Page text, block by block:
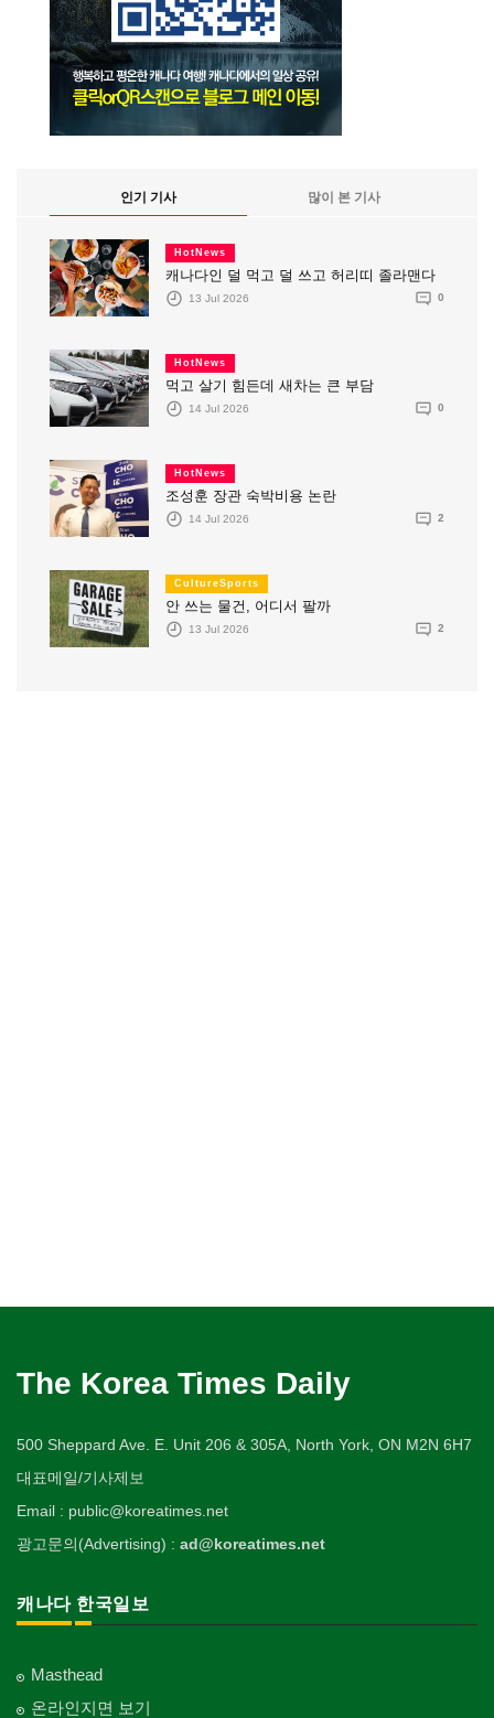
인기 기사 많이 본 기사
HotNews
캐나다인 덜 먹고 덜 쓰고 허리띠 졸라맨다
13 Jul 2026 0
HotNews
먹고 살기 힘든데 새차는 큰 부담
14 Jul 2026 0
HotNews
조성훈 장관 숙박비용 논란
14 Jul 2026 2
CultureSports
안 쓰는 물건, 어디서 팔까
13 Jul 2026 2
The Korea Times Daily
500 Sheppard Ave. E. Unit 206 & 305A, North York, ON M2N 6H7
대표메일/기사제보
Email : public@koreatimes.net
광고문의(Advertising) : ad@koreatimes.net
캐나다 한국일보
Masthead
온라인지면 보기